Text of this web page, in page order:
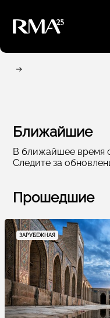
Ближайшие
В ближайшее время
Следите за
Прошедшие
ЗАРУБЕЖНАЯ